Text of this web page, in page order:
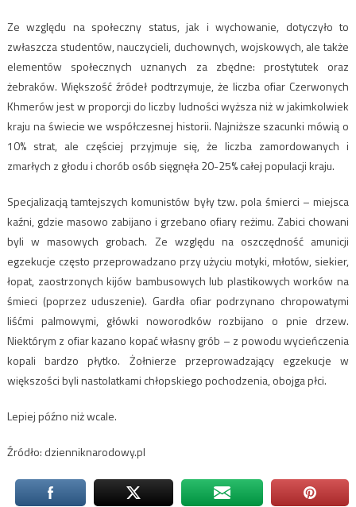
Ze względu na społeczny status, jak i wychowanie, dotyczyło to
zwłaszcza studentów, nauczycieli, duchownych, wojskowych, ale także
elementów społecznych uznanych za zbędne: prostytutek oraz
żebraków. Większość źródeł podtrzymuje, że liczba ofiar Czerwonych
Khmerów jest w proporcji do liczby ludności wyższa niż w jakimkolwiek
kraju na świecie we współczesnej historii. Najniższe szacunki mówią o
10% strat, ale częściej przyjmuje się, że liczba zamordowanych i
zmarłych z głodu i chorób osób sięgnęła 20-25% całej populacji kraju.
Specjalizacją tamtejszych komunistów były tzw. pola śmierci – miejsca
kaźni, gdzie masowo zabijano i grzebano ofiary reżimu. Zabici chowani
byli w masowych grobach. Ze względu na oszczędność amunicji
egzekucje często przeprowadzano przy użyciu motyki, młotów, siekier,
łopat, zaostrzonych kijów bambusowych lub plastikowych worków na
śmieci (poprzez uduszenie). Gardła ofiar podrzynano chropowatymi
liśćmi palmowymi, główki noworodków rozbijano o pnie drzew.
Niektórym z ofiar kazano kopać własny grób – z powodu wycieńczenia
kopali bardzo płytko. Żołnierze przeprowadzający egzekucje w
większości byli nastolatkami chłopskiego pochodzenia, obojga płci.
Lepiej późno niż wcale.
Źródło: dzienniknarodowy.pl